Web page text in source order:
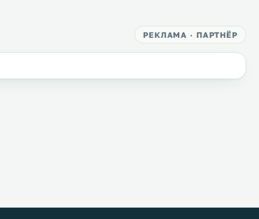
РЕКЛАМА · ПАРТНЁР